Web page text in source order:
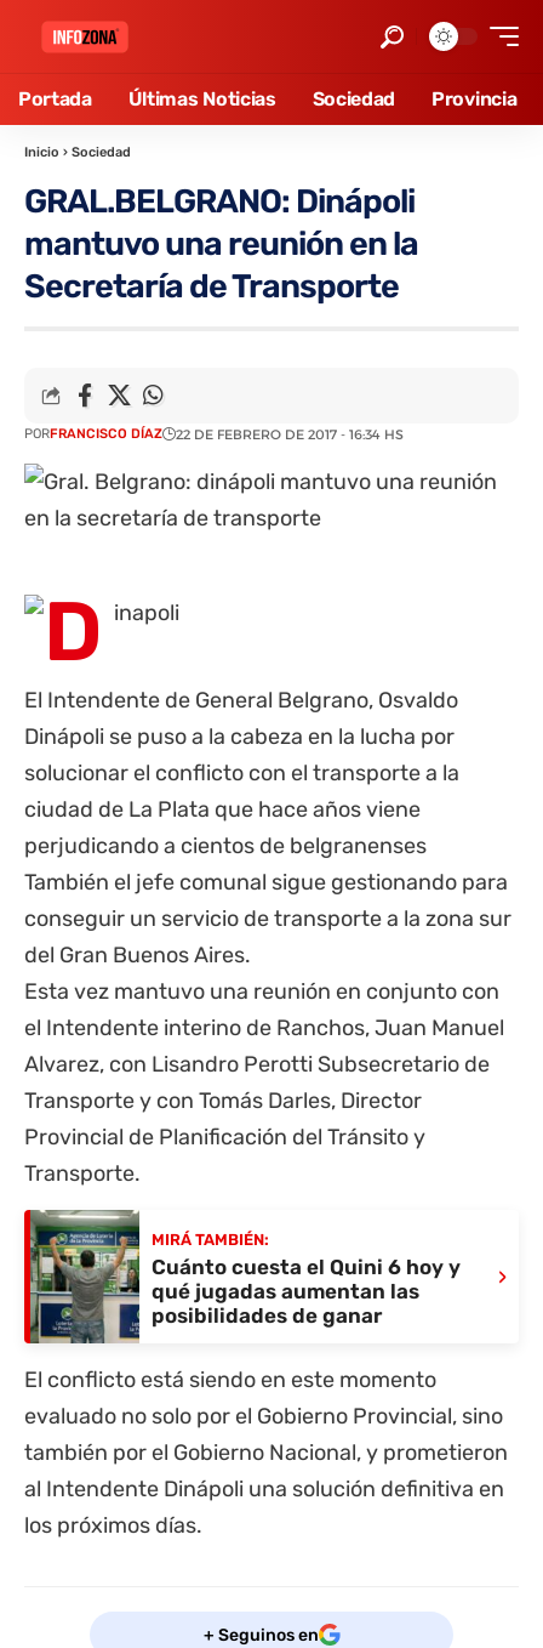
Portada Últimas Noticias Sociedad Provincia
Inicio › Sociedad
GRAL.BELGRANO: Dinápoli
mantuvo una reunión en la
Secretaría de Transporte
PORFRANCISCO DÍAZ 22 DE FEBRERO DE 2017 - 16:34 HS
El Intendente de General Belgrano, Osvaldo
Dinápoli se puso a la cabeza en la lucha por
solucionar el conflicto con el transporte a la
ciudad de La Plata que hace años viene
perjudicando a cientos de belgranenses
También el jefe comunal sigue gestionando para
conseguir un servicio de transporte a la zona sur
del Gran Buenos Aires.
Esta vez mantuvo una reunión en conjunto con
el Intendente interino de Ranchos, Juan Manuel
Alvarez, con Lisandro Perotti Subsecretario de
Transporte y con Tomás Darles, Director
Provincial de Planificación del Tránsito y
Transporte.
MIRÁ TAMBIÉN:
Cuánto cuesta el Quini 6 hoy y
qué jugadas aumentan las
posibilidades de ganar
›
El conflicto está siendo en este momento
evaluado no solo por el Gobierno Provincial, sino
también por el Gobierno Nacional, y prometieron
al Intendente Dinápoli una solución definitiva en
los próximos días.
+ Seguinos en